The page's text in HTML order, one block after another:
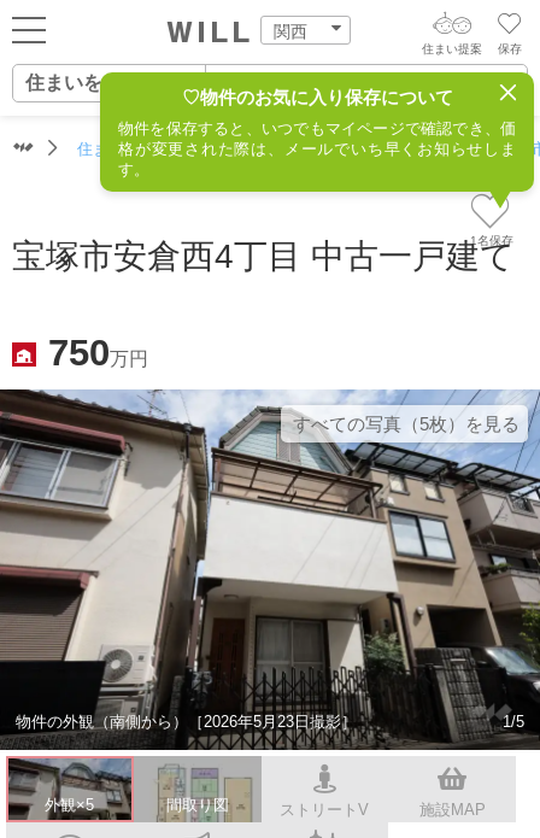
関西
ログイン
新規会員登録
住まいをつくる
町を知る
店舗案内
スタッフ紹介
会社案内
保存
住まい提案
住まいをさがす
住まいをさがす
住まい事例をさが
営業所をさがす
スタッフをさがす
AIウィルくんの提案
AI住まい提案を受ける
価格査定を依頼する
相場データを依頼する
住まいをさがす（関西） 住所からさがす 不動産(宝塚
♡物件のお気に入り保存について
物件を保存すると、いつでもマイページで確認でき、価
格が変更された際は、メールでいち早くお知らせしま
す。
1名保存
宝塚市安倉西4丁目 中古一戸建て
750万円
すべての写真（5枚）を⾒る
物件の外観（南側から）［2026年5月23日撮影］ 1/5
外観×5 間取り図 ストリートV 施設MAP